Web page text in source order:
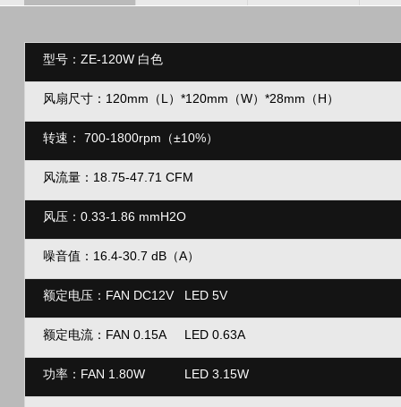
型号：ZE-120W 白
风扇尺寸：120mm（L）*120mm（W）*28mm
转速： 700-1800rpm （±10%）
风流量： 18.75-47.71
风压： 0.33-1.86
噪音值：16.4-30.7 dB（A）
额定电压：FAN DC12V
额定电流：FAN 0.15A LED
功率： FAN 1.80W LED